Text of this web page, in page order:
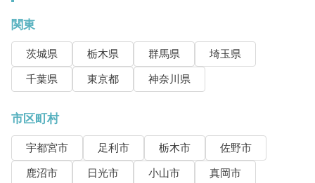
関東
茨城県 栃木県 群馬県
埼玉県
千葉県
東京都 神奈川県
市区町村
宇都宮市 足利市 栃木市
佐野市
鹿沼市
日光市 小山市
真岡市